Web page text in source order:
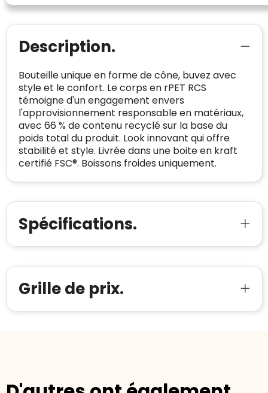
Description.
Bouteille unique en forme de cône, buvez avec
style et le confort. Le corps en rPET RCS
témoigne d'un engagement envers
l'approvisionnement responsable en matériaux,
avec 66 % de contenu recyclé sur la base du
poids total du produit. Look innovant qui offre
stabilité et style. Livrée dans une boite en kraft
certifié FSC®. Boissons froides uniquement.
Spécifications.
Grille de prix.
Trustindex-certificaat
2026-04-22
Meer informatie»